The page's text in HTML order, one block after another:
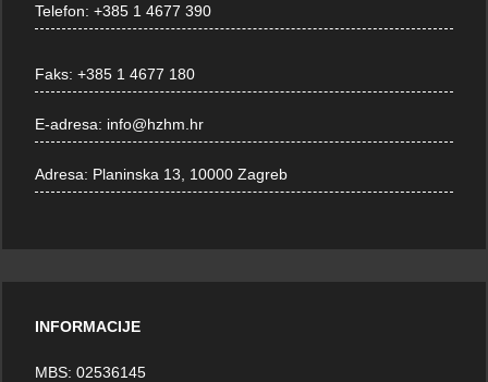
Telefon:+385 1 4677 390
Faks:+385 1 4677 180
E-adresa: info@hzhm.hr
Adresa: Planinska 13, 10000 Zagreb
INFORMACIJE
MBS: 02536145